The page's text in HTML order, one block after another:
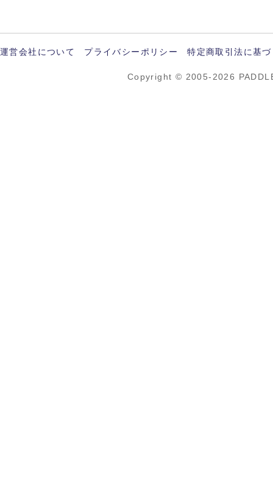
運営会社について プライバシーポリシー 特定商取引法に基
Copyright © 2005-2026